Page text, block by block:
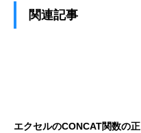
関連記事
エクセルのCONCAT関数の正